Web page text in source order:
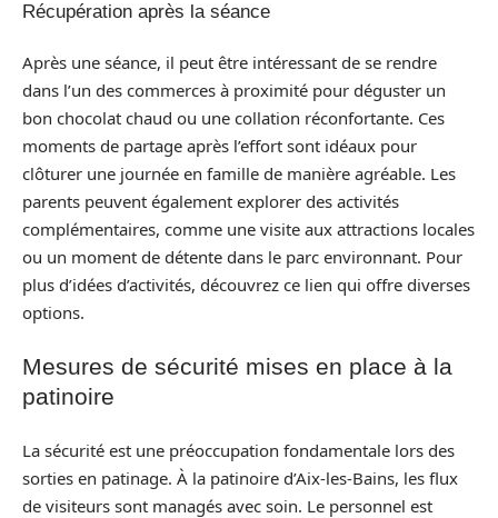
Récupération après la séance
Après une séance, il peut être intéressant de se rendre
dans l’un des commerces à proximité pour déguster un
bon chocolat chaud ou une collation réconfortante. Ces
moments de partage après l’effort sont idéaux pour
clôturer une journée en famille de manière agréable. Les
parents peuvent également explorer des activités
complémentaires, comme une visite aux attractions locales
ou un moment de détente dans le parc environnant. Pour
plus d’idées d’activités, découvrez ce lien qui offre diverses
options.
Mesures de sécurité mises en place à la
patinoire
La sécurité est une préoccupation fondamentale lors des
sorties en patinage. À la patinoire d’Aix-les-Bains, les flux
de visiteurs sont managés avec soin. Le personnel est